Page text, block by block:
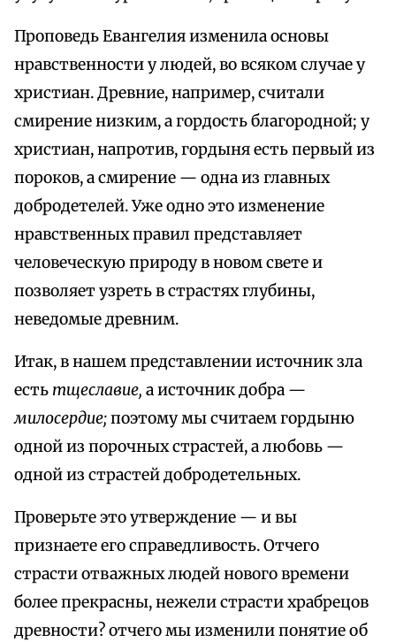
Проповедь Евангелия изменила основы
нравственности у людей, во всяком случае у
христиан. Древние, например, считали
смирение низким, а гордость благородной; у
христиан, напротив, гордыня есть первый из
пороков, а смирение — одна из главных
добродетелей. Уже одно это изменение
нравственных правил представляет
человеческую природу в новом свете и
позволяет узреть в страстях глубины,
неведомые древним.
Итак, в нашем представлении источник зла
есть тщеславие, а источник добра —
милосердие;поэтому мы считаем гордыню
одной из порочных страстей, а любовь —
одной из страстей добродетельных.
Проверьте это утверждение — и вы
признаете его справедливость. Отчего
страсти отважных людей нового времени
более прекрасны, нежели страсти храбрецов
древности? отчего мы изменили понятие об